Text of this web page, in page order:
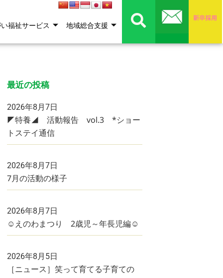
福祉サービス 地域総合支援
最近の投稿
2026年8月7日
◤特養◢ 活動報告 vol.3 *ショー
トステイ通信
2026年8月7日
7月の活動の様子
2026年8月7日
☺えのわまつり 2歳児～年長児編☺
2026年8月5日
［ニュース］笑って育てる子育ての